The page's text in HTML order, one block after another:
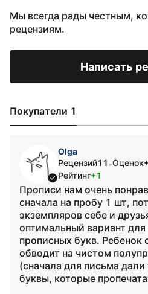
Мы всегда рады честным,
рецензиям.
Написать
Покупатели 1
Olga
Рецензий11 •Оценок
Рейтинг+1
Прописи нам очень
сначала на пробу 1 шт,
экземпляров себе и
оптимальный вариант для
прописных букв. Ребенок
обводит на чистом
(сначала для письма
буквы, которые